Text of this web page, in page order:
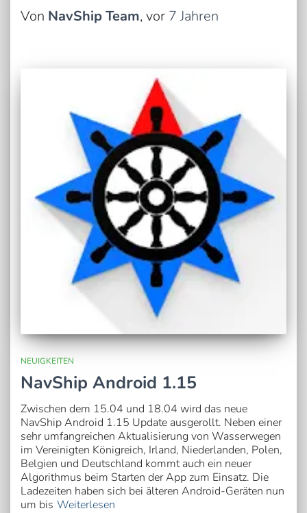
Von NavShip Team, vor 7 Jahren
NEUIGKEITEN
NavShip Android 1.15
Zwischen dem 15.04 und 18.04 wird das neue
NavShip Android 1.15 Update ausgerollt. Neben einer
sehr umfangreichen Aktualisierung von Wasserwegen
im Vereinigten Königreich, Irland, Niederlanden, Polen,
Belgien und Deutschland kommt auch ein neuer
Algorithmus beim Starten der App zum Einsatz. Die
Ladezeiten haben sich bei älteren Android-Geräten nun
um bis Weiterlesen